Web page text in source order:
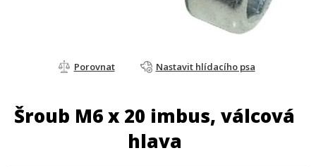
Porovnat Nastavit hlídacího psa
Šroub M6 x 20 imbus, válcová
hlava